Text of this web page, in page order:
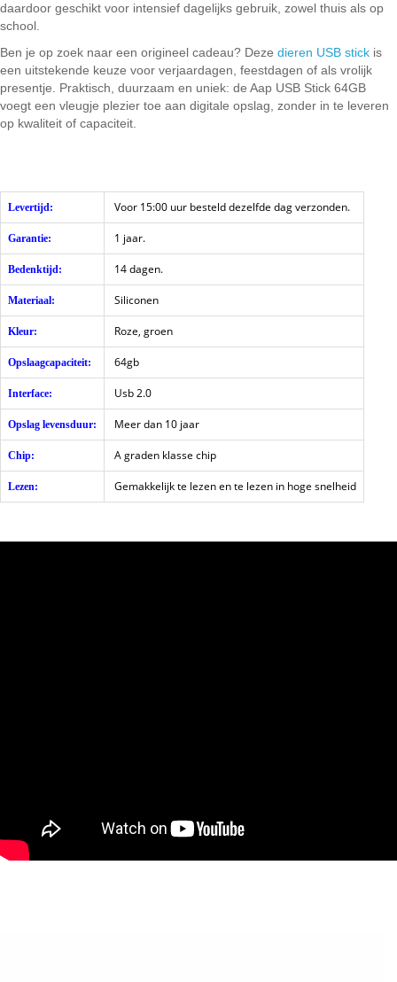
daardoor geschikt voor intensief dagelijks gebruik, zowel thuis als op
school.
Ben je op zoek naar een origineel cadeau? Deze dieren USB stick is
een uitstekende keuze voor verjaardagen, feestdagen of als vrolijk
presentje. Praktisch, duurzaam en uniek: de Aap USB Stick 64GB
voegt een vleugje plezier toe aan digitale opslag, zonder in te leveren
op kwaliteit of capaciteit.
Levertijd: Voor 15:00 uur besteld dezelfde dag verzonden.
Garantie: 1 jaar.
Bedenktijd: 14 dagen.
Materiaal: Siliconen
Kleur: Roze, groen
Opslaagcapaciteit: 64gb
Interface: Usb 2.0
Opslag levensduur: Meer dan 10 jaar
Chip: A graden klasse chip
Lezen: Gemakkelijk te lezen en te lezen in hoge snelheid